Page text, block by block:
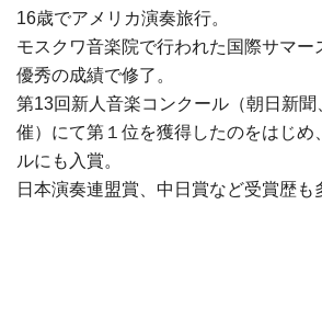
16歳でアメリカ演奏旅行。
モスクワ音楽院で行われた国際サマー
優秀の成績で修了。
第13回新人音楽コンクール（朝日新聞
催）にて第１位を獲得したのをはじめ
ルにも入賞。
日本演奏連盟賞、中日賞など受賞歴も